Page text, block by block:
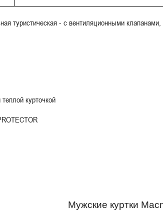
туристическая - с вентиляционными
курточкой
Мужские куртки